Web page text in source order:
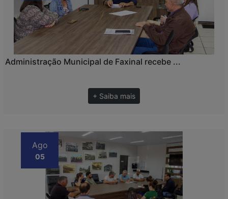
Administração Municipal de Faxinal recebe ...
+ Saiba mais
Ago
05